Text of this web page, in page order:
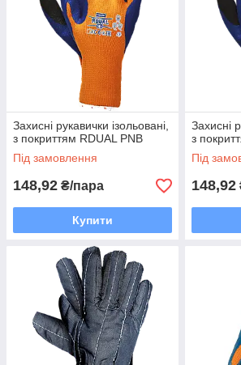
Захисні рукавички ізольовані,
з покриттям RDUAL PNB
Під замовлення
148,92 ₴/пара
Купити
Захисні
з
Під
148,92